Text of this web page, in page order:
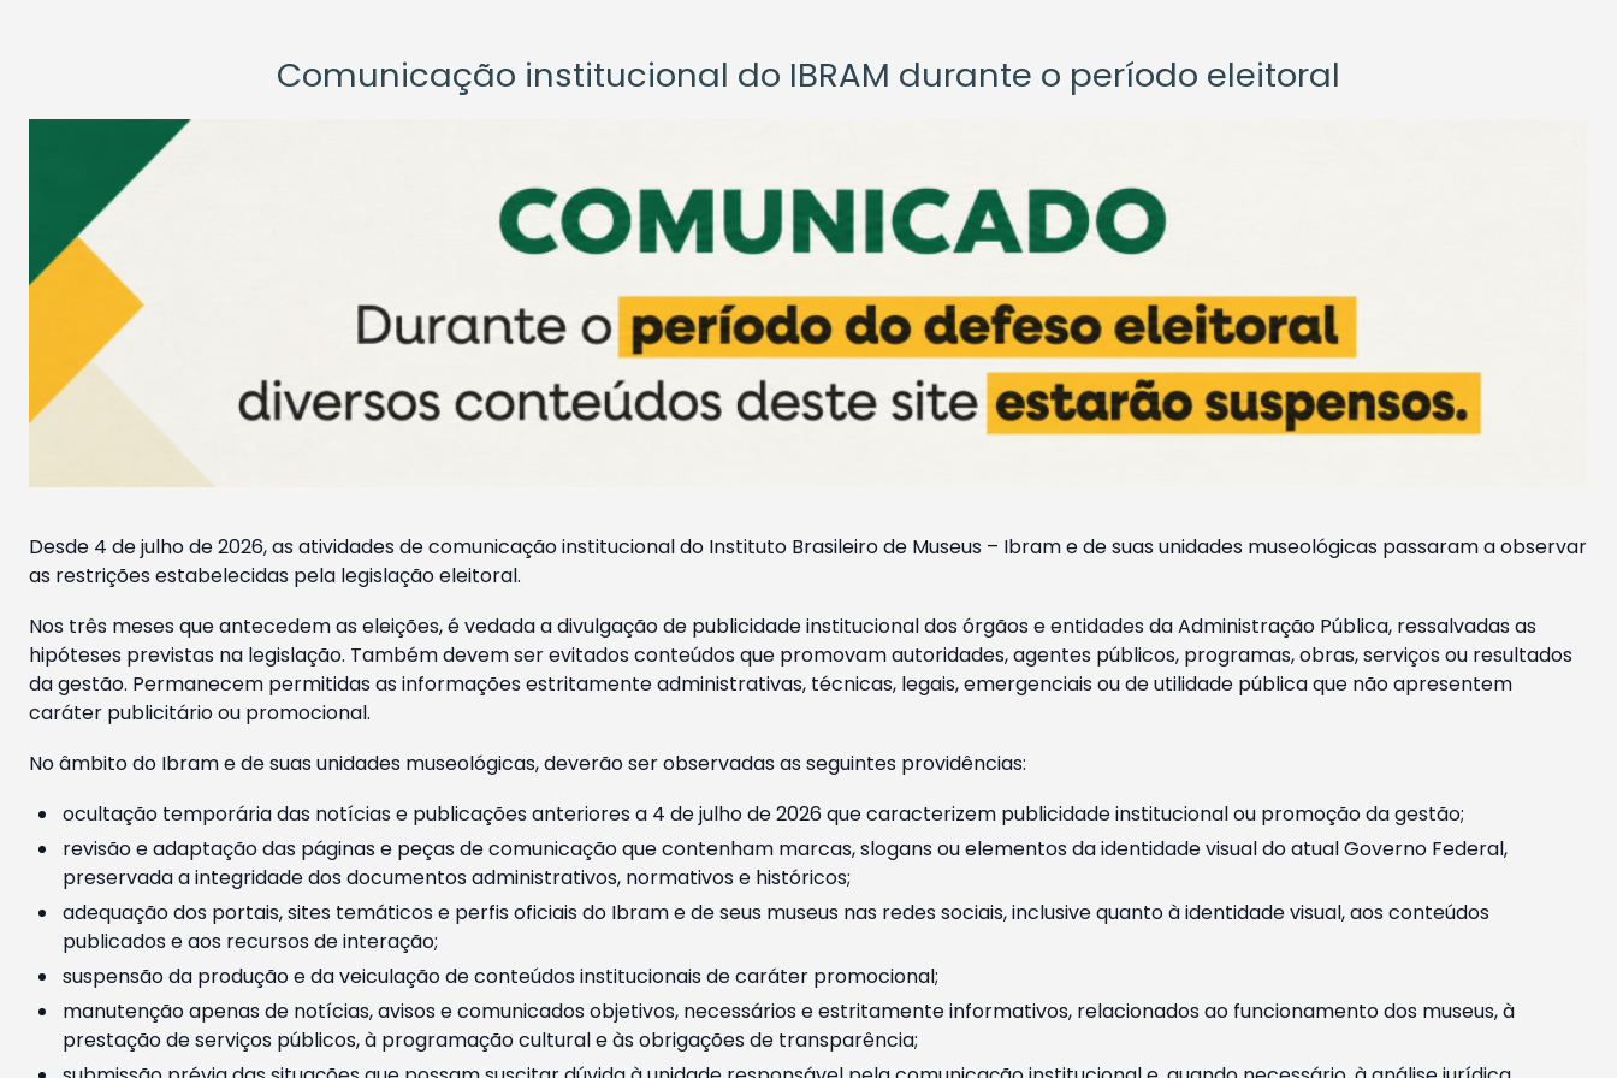
Comunicação institucional do IBRAM durante o período eleitoral
Desde 4 de julho de 2026, as atividades de comunicação institucional do Instituto Brasileiro de Museus – Ibram e de suas unidades museológicas passaram a observar
as restrições estabelecidas pela legislação eleitoral.
Nos três meses que antecedem as eleições, é vedada a divulgação de publicidade institucional dos órgãos e entidades da Administração Pública, ressalvadas as
hipóteses previstas na legislação. Também devem ser evitados conteúdos que promovam autoridades, agentes públicos, programas, obras, serviços ou resultados
da gestão. Permanecem permitidas as informações estritamente administrativas, técnicas, legais, emergenciais ou de utilidade pública que não apresentem
caráter publicitário ou promocional.
No âmbito do Ibram e de suas unidades museológicas, deverão ser observadas as seguintes providências:
ocultação temporária das notícias e publicações anteriores a 4 de julho de 2026 que caracterizem publicidade institucional ou promoção da gestão;
revisão e adaptação das páginas e peças de comunicação que contenham marcas, slogans ou elementos da identidade visual do atual Governo Federal,
preservada a integridade dos documentos administrativos, normativos e históricos;
adequação dos portais, sites temáticos e perfis oficiais do Ibram e de seus museus nas redes sociais, inclusive quanto à identidade visual, aos conteúdos
publicados e aos recursos de interação;
suspensão da produção e da veiculação de conteúdos institucionais de caráter promocional;
manutenção apenas de notícias, avisos e comunicados objetivos, necessários e estritamente informativos, relacionados ao funcionamento dos museus, à
prestação de serviços públicos, à programação cultural e às obrigações de transparência;